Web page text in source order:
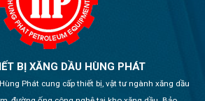
BỊ XĂNG DẦU HÙNG PHÁT
Phát cung cấp thiết bị, vật tư ngành xăng dầu